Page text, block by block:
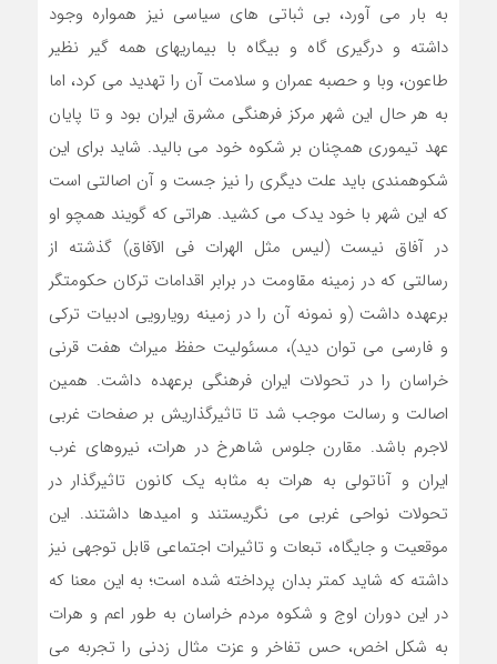
به بار می آورد، بی ثباتی های سیاسی نیز همواره وجود
داشته و درگیری گاه و بیگاه با بیماریهای همه گیر نظیر
طاعون، وبا و حصبه عمران و سلامت آن را تهدید می کرد، اما
به هر حال این شهر مرکز فرهنگی مشرق ایران بود و تا پایان
عهد تیموری همچنان بر شکوه خود می بالید. شاید برای این
شکوهمندی باید علت دیگری را نیز جست و آن اصالتی است
که این شهر با خود یدک می کشید. هراتی که گویند همچو او
در آفاق نیست (لیس مثل الهرات فی الآفاق) گذشته از
رسالتی که در زمینه مقاومت در برابر اقدامات ترکان حکومتگر
برعهده داشت (و نمونه آن را در زمینه رویارویی ادبیات ترکی
و فارسی می توان دید)، مسئولیت حفظ میراث هفت قرنی
خراسان را در تحولات ایران فرهنگی برعهده داشت. همین
اصالت و رسالت موجب شد تا تاثیرگذاریش بر صفحات غربی
لاجرم باشد. مقارن جلوس شاهرخ در هرات، نیروهای غرب
ایران و آناتولی به هرات به مثابه یک کانون تاثیرگذار در
تحولات نواحی غربی می نگریستند و امیدها داشتند. این
موقعیت و جایگاه، تبعات و تاثیرات اجتماعی قابل توجهی نیز
داشته که شاید کمتر بدان پرداخته شده است؛ به این معنا که
در این دوران اوج و شکوه مردم خراسان به طور اعم و هرات
به شکل اخص، حس تفاخر و عزت مثال زدنی را تجربه می